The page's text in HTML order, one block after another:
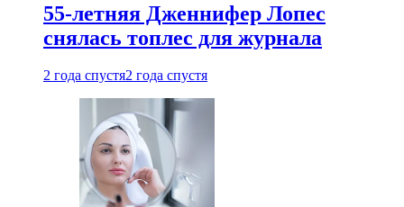
55-летняя Дженнифер Лопес
снялась топлес для журнала
2 года спустя2 года спустя